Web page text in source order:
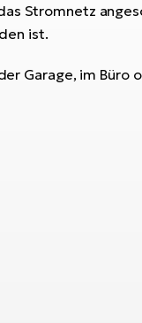
Stromnetz
ist.
Garage, im Büro